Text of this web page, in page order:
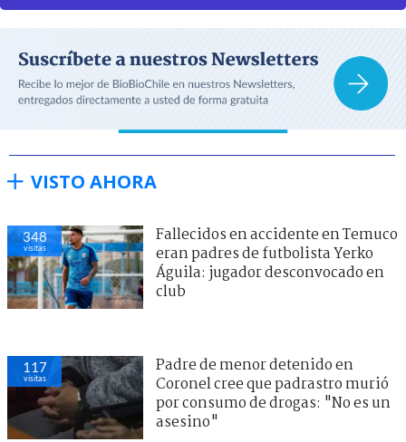
VISTO AHORA
348
visitas
Fallecidos en accidente en Temuco
eran padres de futbolista Yerko
Águila: jugador desconvocado en
club
117
visitas
Padre de menor detenido en
Coronel cree que padrastro murió
por consumo de drogas: "No es un
asesino"